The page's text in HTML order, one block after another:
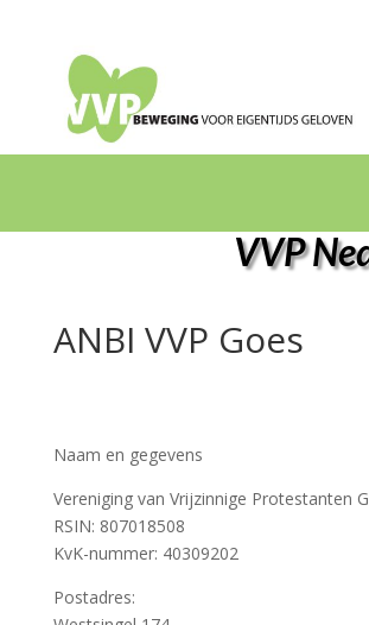
VVP
ANBI VVP Goes
Naam en gegevens
Vereniging van Vrijzinnige Protestanten
RSIN: 807018508
KvK-nummer: 40309202
Postadres: